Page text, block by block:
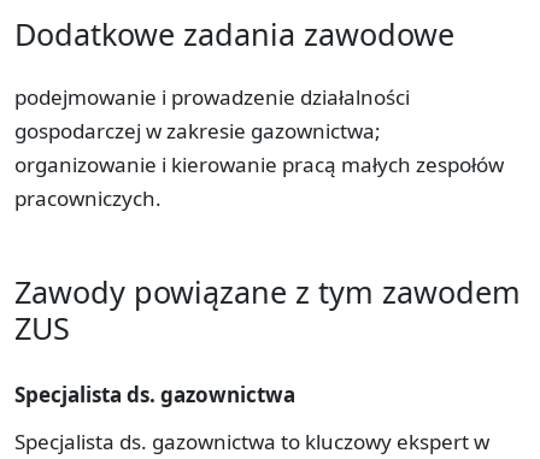
Dodatkowe zadania zawodowe
podejmowanie i prowadzenie działalności
gospodarczej w zakresie gazownictwa;
organizowanie i kierowanie pracą małych zespołów
pracowniczych.
Zawody powiązane z tym zawodem
ZUS
Specjalista ds. gazownictwa
Specjalista ds. gazownictwa to kluczowy ekspert w